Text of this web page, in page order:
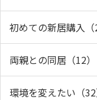
初めての新居購入（
両親との同居（12）
環境を変えたい（32